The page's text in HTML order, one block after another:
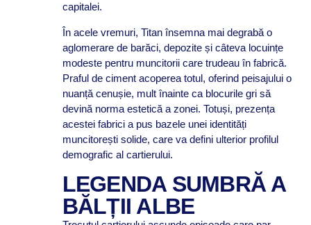
capitalei.
În acele vremuri, Titan însemna mai degrabă o
aglomerare de barăci, depozite și câteva locuințe
modeste pentru muncitorii care trudeau în fabrică.
Praful de ciment acoperea totul, oferind peisajului o
nuanță cenușie, mult înainte ca blocurile gri să
devină norma estetică a zonei. Totuși, prezența
acestei fabrici a pus bazele unei identități
muncitorești solide, care va defini ulterior profilul
demografic al cartierului.
LEGENDA SUMBRĂ A
BĂLȚII ALBE